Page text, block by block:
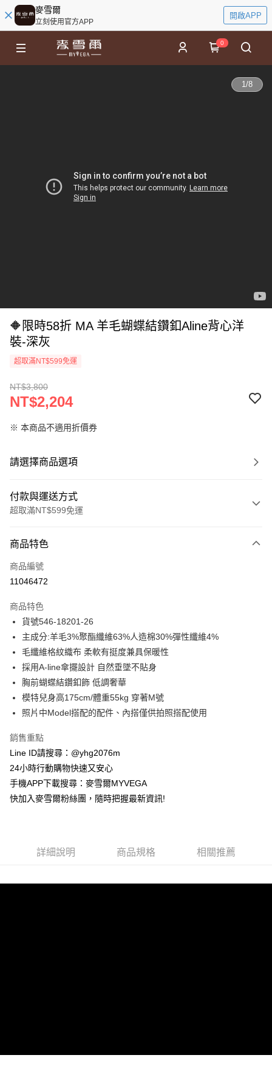
麥雪爾
立刻使用官方APP
開啟APP
0
1/8
🔶限時58折 MA 羊毛蝴蝶結鑽釦Aline背心洋
裝-深灰
超取滿NT$599免運
NT$3,800
NT$2,204
※ 本商品不適用折價券
請選擇商品選項
付款與運送方式
超取滿NT$599免運
信用卡一次付款
信用卡分期付款
合作金庫商業銀行
華南商業銀行
上海商業儲蓄銀行
台北富邦商業銀行
國泰世華商業銀行
兆豐國際商業銀行
臺灣中小企業銀行
台中商業銀行
匯豐（台灣）商業銀行
聯邦商業銀行
元大商業銀行
永豐商業銀行
玉山商業銀行
星展（台灣）商業銀行
台灣樂天信用卡公司
超商取貨付款
LINE Pay
Apple Pay
街口支付
貨到付款
運送方式
全家取貨付款
每筆NT$100，滿NT$599(含以上)免運費
商品特色
商品編號
11046472
商品特色
貨號546-18201-26
主成分:羊毛3%聚酯纖維63%人造棉30%彈性纖維4%
毛纖維格紋織布 柔軟有挺度兼具保暖性
採用A-line傘擺設計 自然垂墜不貼身
胸前蝴蝶結鑽釦飾 低調奢華
模特兒身高175cm/體重55kg 穿著M號
照片中Model搭配的配件、內搭僅供拍照搭配使用
銷售重點
Line ID請搜尋：@yhg2076m
24小時行動購物快速又安心
手機APP下載搜尋：麥雪爾MYVEGA
快加入麥雪爾粉絲團，隨時把握最新資訊!
詳細說明 商品規格 相關推薦